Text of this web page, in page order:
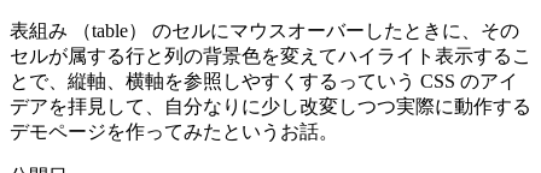
表組み （table） のセルにマウスオーバーしたときに、その
セルが属する行と列の背景色を変えてハイライト表示するこ
とで、縦軸、横軸を参照しやすくするっていう CSS のアイ
デアを拝見して、自分なりに少し改変しつつ実際に動作する
デモページを作ってみたというお話。